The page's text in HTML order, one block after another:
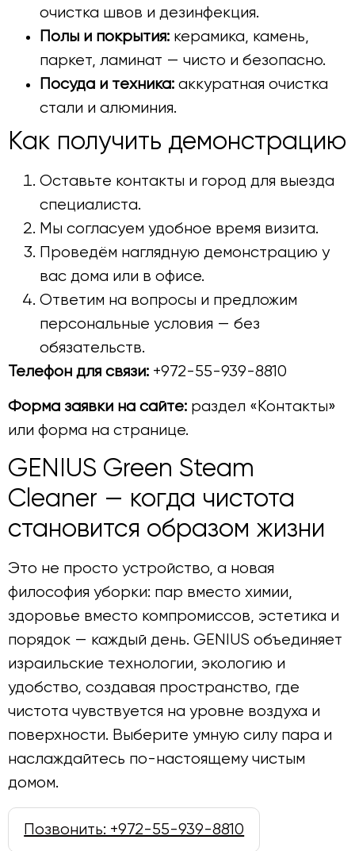
очистка швов и дезинфекция.
Полы и покрытия: керамика, камень,
паркет, ламинат — чисто и безопасно.
Посуда и техника: аккуратная очистка
стали и алюминия.
Как получить демонстрацию
Оставьте контакты и город для выезда
специалиста.
Мы согласуем удобное время визита.
Проведём наглядную демонстрацию у
вас дома или в офисе.
Ответим на вопросы и предложим
персональные условия — без
обязательств.
Телефон для связи: +972-55-939-8810
Форма заявки на сайте: раздел «Контакты»
или форма на странице.
GENIUS Green Steam
Cleaner — когда чистота
становится образом жизни
Это не просто устройство, а новая
философия уборки: пар вместо химии,
здоровье вместо компромиссов, эстетика и
порядок — каждый день. GENIUS объединяет
израильские технологии, экологию и
удобство, создавая пространство, где
чистота чувствуется на уровне воздуха и
поверхности. Выберите умную силу пара и
наслаждайтесь по-настоящему чистым
домом.
Позвонить: +972-55-939-8810